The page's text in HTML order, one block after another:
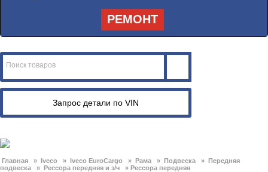
РЕМОНТ
Главная » Iveco » Iveco EuroCargo » Рама » Подвеска » Передняя
подвеска
» Рессора передняя и з/ч » Рессора передняя